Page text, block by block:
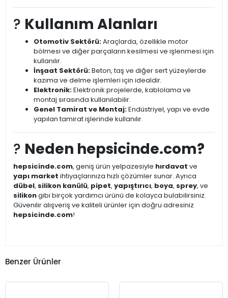
?️ Kullanım Alanları
Otomotiv Sektörü:Araçlarda, özellikle motor
bölmesi ve diğer parçaların kesilmesi ve işlenmesi için
kullanılır.
İnşaat Sektörü:Beton, taş ve diğer sert yüzeylerde
kazıma ve delme işlemleri için idealdir.
Elektronik:Elektronik projelerde, kablolama ve
montaj sırasında kullanılabilir.
Genel Tamirat ve Montaj:Endüstriyel, yapı ve evde
yapılan tamirat işlerinde kullanılır.
? Neden hepsicinde.com?
hepsicinde.com, geniş ürün yelpazesiyle hırdavat ve
yapı market ihtiyaçlarınıza hızlı çözümler sunar. Ayrıca
dübel, silikon kanülü, pipet, yapıştırıcı, boya, sprey, ve
silikongibi birçok yardımcı ürünü de kolayca bulabilirsiniz.
Güvenilir alışveriş ve kaliteli ürünler için doğru adresiniz
hepsicinde.com!
Benzer Ürünler